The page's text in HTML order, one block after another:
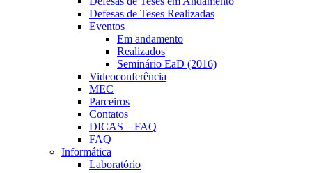
Defesas de Teses Realizadas
Eventos
Em andamento
Realizados
Seminário EaD (2016)
Videoconferência
MEC
Parceiros
Contatos
DICAS – FAQ
FAQ
Informática
Laboratório